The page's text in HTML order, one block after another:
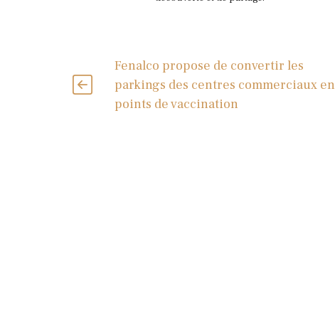
Fenalco propose de convertir les
parkings des centres commerciaux en
points de vaccination